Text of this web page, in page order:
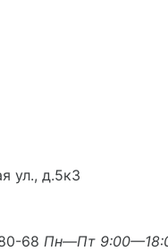
ул., д.5к3
68 Пн—Пт